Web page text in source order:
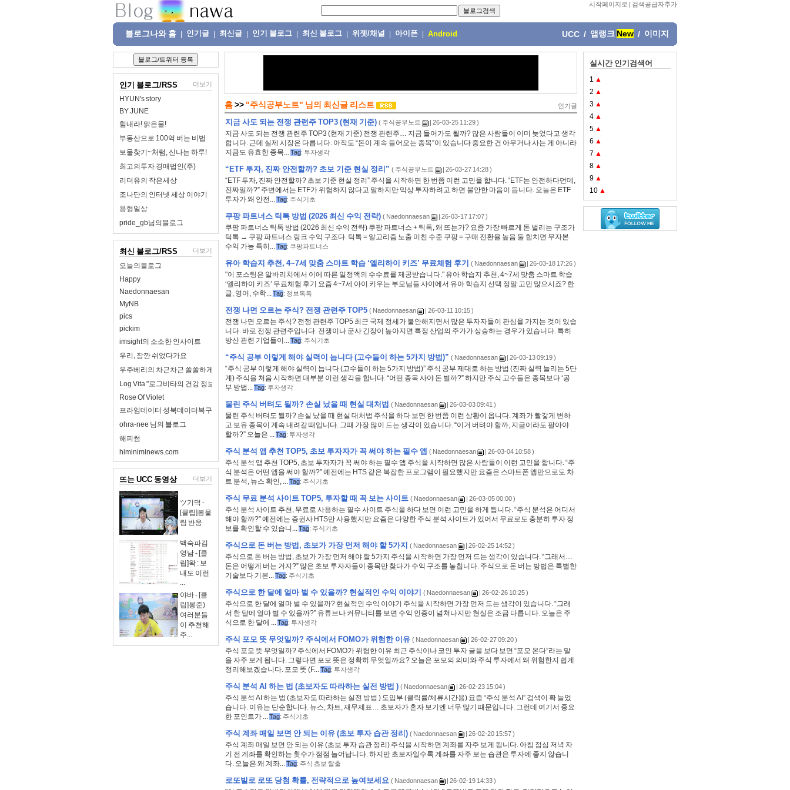
시작페이지로 | 검색공급자추가
블로그나와 홈 인기글 최신글 인기 블로그 최신 블로그 위젯/채널 아이폰 Android UCC / 앱랭크 New / 이미지
인기 블로그/RSS 더보기
HYUN's story
BY JUNE
힘내라! 맑은물!
부동산으로 100억 버는 비법
보물찾기~처럼, 신나는 하루!
최고의투자 경매법인(주)
리더유의 작은세상
조나단의 인터넷 세상 이야기
용형일상
pride_gb님의블로그
최신 블로그/RSS 더보기
오늘의블로그
Happy
Naedonnaesan
MyNB
pics
pickim
imsight의 소소한 인사이트
우리, 잠깐 쉬었다가요
우주베리의 차근차근 쏠쏠하게
Log Vita "로그비타의 건강 정보 완전 정리"
Rose Of Violet
프라임데이터 성북데이터복구
ohra-nee 님의 블로그
해피썸
himiniminews.com
뜨는 UCC 동영상 더보기
ツ기덕 -
[클립]봉울
림 반응
백숙파김
영남 - [클
립]왁 : 보
내도 이런
...
야바 - [클
립]봉준)
여러분들
이 추천해
주...
홈>> "주식공부노트" 님의 최신글 리스트 인기글
지금 사도 되는 전쟁 관련주 TOP3 (현재 기준) ( 주식공부노트 | 26-03-25 11:29 )
지금 사도 되는 전쟁 관련주 TOP3 (현재 기준) 전쟁 관련주… 지금 들어가도 될까? 많은 사람들이 이미 늦었다고 생각
합니다. 근데 실제 시장은 다릅니다. 아직도 “돈이 계속 들어오는 종목”이 있습니다 중요한 건 아무거나 사는 게 아니라
지금도 유효한 종목...Tag: 투자생각
“ETF 투자, 진짜 안전할까? 초보 기준 현실 정리” ( 주식공부노트 | 26-03-27 14:28 )
“ETF 투자, 진짜 안전할까? 초보 기준 현실 정리” 주식을 시작하면 한 번쯤 이런 고민을 합니다. “ETF는 안전하다던데,
진짜일까?” 주변에서는 ETF가 위험하지 않다고 말하지만 막상 투자하려고 하면 불안한 마음이 듭니다. 오늘은 ETF
투자가 왜 안전...Tag: 주식기초
쿠팡 파트너스 틱톡 방법 (2026 최신 수익 전략) ( Naedonnaesan | 26-03-17 17:07 )
쿠팡 파트너스 틱톡 방법 (2026 최신 수익 전략) 쿠팡 파트너스 + 틱톡, 왜 뜨는가? 요즘 가장 빠르게 돈 벌리는 구조가
틱톡 → 쿠팡 파트너스 링크 수익 구조다. 틱톡 = 알고리즘 노출 미친 수준 쿠팡 = 구매 전환율 높음 둘 합치면 무자본
수익 가능 특히...Tag: 쿠팡파트너스
유아 학습지 추천, 4~7세 맞춤 스마트 학습 ‘엘리하이 키즈’ 무료체험 후기 ( Naedonnaesan | 26-03-18 17:26 )
"이 포스팅은 알바리치에서 이에 따른 일정액의 수수료를 제공받습니다." 유아 학습지 추천, 4~7세 맞춤 스마트 학습
‘엘리하이 키즈’ 무료체험 후기 요즘 4~7세 아이 키우는 부모님들 사이에서 유아 학습지 선택 정말 고민 많으시죠? 한
글, 영어, 수학...Tag: 정보톡톡
전쟁 나면 오르는 주식? 전쟁 관련주 TOP5 ( Naedonnaesan | 26-03-11 10:15 )
전쟁 나면 오르는 주식? 전쟁 관련주 TOP5 최근 국제 정세가 불안해지면서 많은 투자자들이 관심을 가지는 것이 있습
니다. 바로 전쟁 관련주입니다. 전쟁이나 군사 긴장이 높아지면 특정 산업의 주가가 상승하는 경우가 있습니다. 특히
방산 관련 기업들이...Tag: 주식기초
“주식 공부 이렇게 해야 실력이 늡니다 (고수들이 하는 5가지 방법)” ( Naedonnaesan | 26-03-13 09:19 )
“주식 공부 이렇게 해야 실력이 늡니다 (고수들이 하는 5가지 방법)” 주식 공부 제대로 하는 방법 (진짜 실력 늘리는 5단
계) 주식을 처음 시작하면 대부분 이런 생각을 합니다. “어떤 종목 사야 돈 벌까?” 하지만 주식 고수들은 종목보다 ‘공
부 방법...Tag: 투자생각
물린 주식 버텨도 될까? 손실 났을 때 현실 대처법 ( Naedonnaesan | 26-03-03 09:41 )
물린 주식 버텨도 될까? 손실 났을 때 현실 대처법 주식을 하다 보면 한 번쯤 이런 상황이 옵니다. 계좌가 빨갛게 변하
고 보유 종목이 계속 내려갈 때입니다. 그때 가장 많이 드는 생각이 있습니다. “이거 버텨야 할까, 지금이라도 팔아야
할까?” 오늘은 ...Tag: 투자생각
주식 분석 앱 추천 TOP5, 초보 투자자가 꼭 써야 하는 필수 앱 ( Naedonnaesan | 26-03-04 10:58 )
주식 분석 앱 추천 TOP5, 초보 투자자가 꼭 써야 하는 필수 앱 주식을 시작하면 많은 사람들이 이런 고민을 합니다. “주
식 분석은 어떤 앱을 써야 할까?” 예전에는 HTS 같은 복잡한 프로그램이 필요했지만 요즘은 스마트폰 앱만으로도 차
트 분석, 뉴스 확인, ...Tag: 주식기초
주식 무료 분석 사이트 TOP5, 투자할 때 꼭 보는 사이트 ( Naedonnaesan | 26-03-05 00:00 )
주식 분석 사이트 추천, 무료로 사용하는 필수 사이트 주식을 하다 보면 이런 고민을 하게 됩니다. “주식 분석은 어디서
해야 할까?” 예전에는 증권사 HTS만 사용했지만 요즘은 다양한 주식 분석 사이트가 있어서 무료로도 충분히 투자 정
보를 확인할 수 있습니...Tag: 주식기초
주식으로 돈 버는 방법, 초보가 가장 먼저 해야 할 5가지 ( Naedonnaesan | 26-02-25 14:52 )
주식으로 돈 버는 방법, 초보가 가장 먼저 해야 할 5가지 주식을 시작하면 가장 먼저 드는 생각이 있습니다. “그래서…
돈은 어떻게 버는 거지?” 많은 초보 투자자들이 종목만 찾다가 수익 구조를 놓칩니다. 주식으로 돈 버는 방법은 특별한
기술보다 기본...Tag: 주식기초
주식으로 한 달에 얼마 벌 수 있을까? 현실적인 수익 이야기 ( Naedonnaesan | 26-02-26 10:25 )
주식으로 한 달에 얼마 벌 수 있을까? 현실적인 수익 이야기 주식을 시작하면 가장 먼저 드는 생각이 있습니다. “그래
서 한 달에 얼마 벌 수 있을까?” 유튜브나 커뮤니티를 보면 수익 인증이 넘쳐나지만 현실은 조금 다릅니다. 오늘은 주
식으로 한 달에 ...Tag: 투자생각
주식 포모 뜻 무엇일까? 주식에서 FOMO가 위험한 이유 ( Naedonnaesan | 26-02-27 09:20 )
주식 포모 뜻 무엇일까? 주식에서 FOMO가 위험한 이유 최근 주식이나 코인 투자 글을 보다 보면 “포모 온다”라는 말
을 자주 보게 됩니다. 그렇다면 포모 뜻은 정확히 무엇일까요? 오늘은 포모의 의미와 주식 투자에서 왜 위험한지 쉽게
정리해보겠습니다. 포모 뜻 (F...Tag: 투자생각
주식 분석 AI 하는 법 (초보자도 따라하는 실전 방법 ) ( Naedonnaesan | 26-02-23 15:04 )
주식 분석 AI 하는 법 (초보자도 따라하는 실전 방법 ) 도입부 (클릭률/체류시간용) 요즘 “주식 분석 AI” 검색이 확 늘었
습니다. 이유는 단순합니다. 뉴스, 차트, 재무제표… 초보자가 혼자 보기엔 너무 많기 때문입니다. 그런데 여기서 중요
한 포인트가 ...Tag: 주식기초
주식 계좌 매일 보면 안 되는 이유 (초보 투자 습관 정리) ( Naedonnaesan | 26-02-20 15:57 )
주식 계좌 매일 보면 안 되는 이유 (초보 투자 습관 정리) 주식을 시작하면 계좌를 자주 보게 됩니다. 아침 점심 저녁 자
기 전 계좌를 확인하는 횟수가 점점 늘어납니다. 하지만 초보자일수록 계좌를 자주 보는 습관은 투자에 좋지 않습니
다. 오늘은 왜 계좌...Tag: 주식 초보 탈출
로또빌로 로또 당첨 확률, 전략적으로 높여보세요 ( Naedonnaesan | 26-02-19 14:33 )
실시간 인기검색어
1 ▲
2 ▲
3 ▲
4 ▲
5 ▲
6 ▲
7 ▲
8 ▲
9 ▲
10 ▲